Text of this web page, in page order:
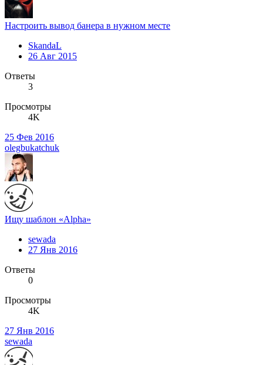
Настроить вывод банера в нужном месте
SkandaL
26 Авг 2015
Ответы
3
Просмотры
4K
25 Фев 2016
olegbukatchuk
Ищу шаблон «Alpha»
sewada
27 Янв 2016
Ответы
0
Просмотры
4K
27 Янв 2016
sewada